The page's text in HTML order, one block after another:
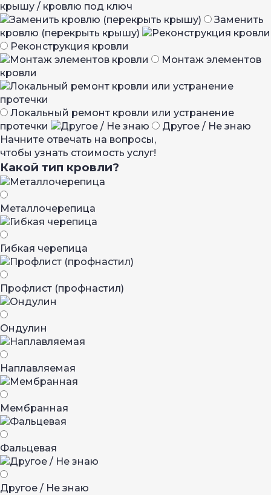
крышу / кровлю под ключ
Заменить
кровлю (перекрыть крышу)
Реконструкция кровли
Монтаж элементов
кровли
Локальный ремонт кровли или устранение
протечки
Другое / Не знаю
Начните отвечать на вопросы,
чтобы узнать стоимость услуг!
Какой тип кровли?
Металло­черепица
Гибкая черепица
Профлист (профнастил)
Ондулин
Наплавляемая
Мембранная
Фальцевая
Другое / Не знаю